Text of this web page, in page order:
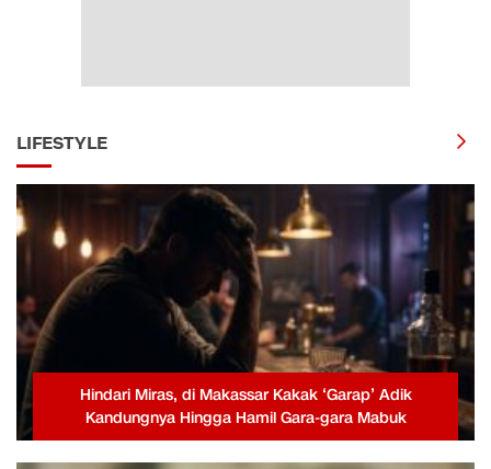
LIFESTYLE
Hindari Miras, di Makassar Kakak ‘Garap’ Adik
Kandungnya Hingga Hamil Gara-gara Mabuk